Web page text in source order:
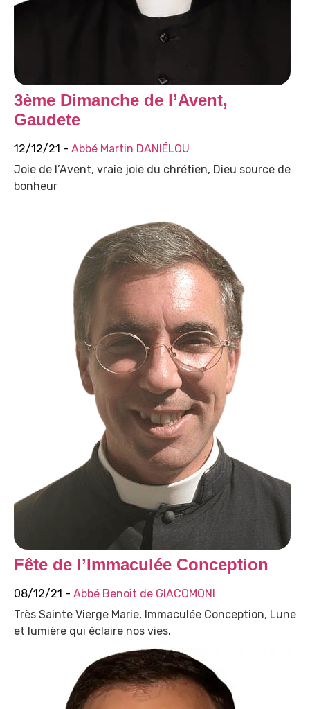
3ème Dimanche de l’Avent,
Gaudete
12/12/21 - Abbé Martin DANIÉLOU
Joie de l’Avent, vraie joie du chrétien, Dieu source de
bonheur
Fête de l’Immaculée Conception
08/12/21 - Abbé Benoît de GIACOMONI
Très Sainte Vierge Marie, Immaculée Conception, Lune
et lumière qui éclaire nos vies.